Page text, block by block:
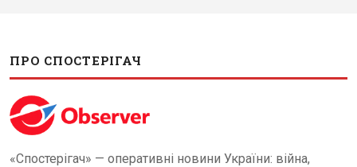
ПРО СПОСТЕРІГАЧ
«Спостерігач» — оперативні новини України: війна,